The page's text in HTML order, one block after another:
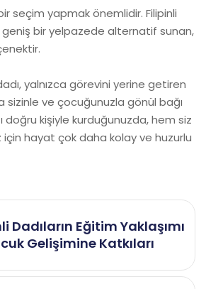
seçim yapmak önemlidir. Filipinli
bir yelpazede alternatif sunan,
yalnızca görevini yerine getiren
sizinle ve çocuğunuzla gönül bağı
doğru kişiyle kurduğunuzda, hem siz
hayat çok daha kolay ve huzurlu
Dadıların Eğitim Yaklaşımı
Gelişimine Katkıları